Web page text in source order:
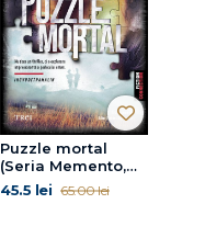
Puzzle mortal
(Seria Memento,
vol 2)
45.5 lei 65.00 lei